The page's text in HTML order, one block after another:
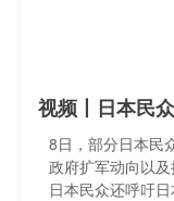
视频丨日本民
8日，部分日本民
政府扩军动向以
日本民众还呼吁